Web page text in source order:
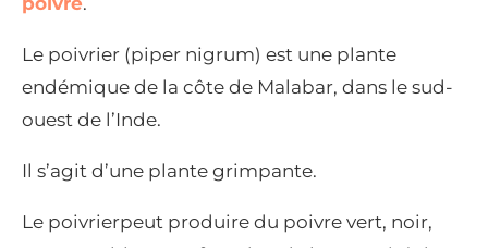
Le poivrier (piper nigrum) est une plante
endémique de la côte de Malabar, dans le sud-
ouest de l’Inde.
Il s’agit d’une plante grimpante.
Le poivrierpeut produire du poivre vert, noir,